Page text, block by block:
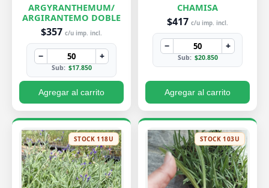
ARGYRANTHEMUM/
ARGIRANTEMO DOBLE
$357 c/u imp. incl.
− +
Sub: $17.850
Agregar al carrito
CHAMISA
$417 c/u imp. incl.
− +
Sub: $20.850
Agregar al carrito
STOCK 118U STOCK 103U